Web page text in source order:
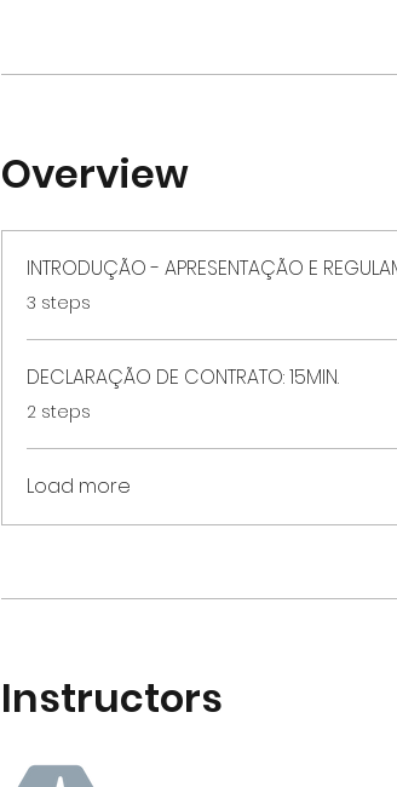
Overview
INTRODUÇÃO -
.3 steps
DECLARAÇÃO DE CONTRATO: 15MIN.
2 steps
Load more
Instructors